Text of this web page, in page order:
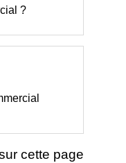
?
cette page